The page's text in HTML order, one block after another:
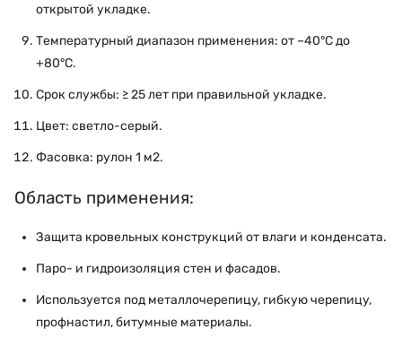
открытой укладке.
Температурный диапазон применения: от –40°C до
+80°C.
Срок службы: ≥ 25 лет при правильной укладке.
Цвет: светло-серый.
Фасовка: рулон 1 м2.
Область применения:
Защита кровельных конструкций от влаги и конденсата.
Паро- и гидроизоляция стен и фасадов.
Используется под металлочерепицу, гибкую черепицу,
профнастил, битумные материалы.